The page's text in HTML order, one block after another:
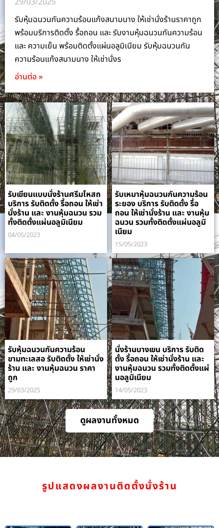
รับหุ้มฉนวนกันความร้อนแก้งสนามนาง ให้เช่านั่งร้านราคาถูก
พร้อมบริการติดตั้ง รื้อถอน และ รับงานหุ้มฉนวนกันความร้อน
และ ความเย็น พร้อมติดตั้งแผ่นอลูมิเนียม รับหุ้มฉนวนกัน
ความร้อนแก้งสนามนาง ให้เช่านั่งร
อ่านต่อ »
รับเขียนแบบนั่งร้านศรีมโหสถ
บริการ รับติดตั้ง รื้อถอน ให้เช่า
นั่งร้าน และ งานหุ้มฉนวน รวม
ทั้งติดตั้งแผ่นอลูมิเนียม
04/05/2023
รับเหมาหุ้มฉนวนกันความร้อน
ระยอง บริการ รับติดตั้ง รื้อ
ถอน ให้เช่านั่งร้าน และ งานหุ้ม
ฉนวน รวมทั้งติดตั้งแผ่นอลูมิ
เนียม
15/05/2023
รับหุ้มฉนวนกันความร้อน
ขามทะเลสอ รับติดตั้ง ให้เช่านั่ง
ร้าน และ งานหุ้มฉนวน ราคา
ถูก
29/03/2025
นั่งร้านบางเขน บริการ รับติด
ตั้ง รื้อถอน ให้เช่านั่งร้าน และ
งานหุ้มฉนวน รวมทั้งติดตั้งแผ่
นอลูมิเนียม
14/05/2023
ดูผลงานทั้งหมด
รูปแสดงผลงานติดตั้งนั่งร้าน